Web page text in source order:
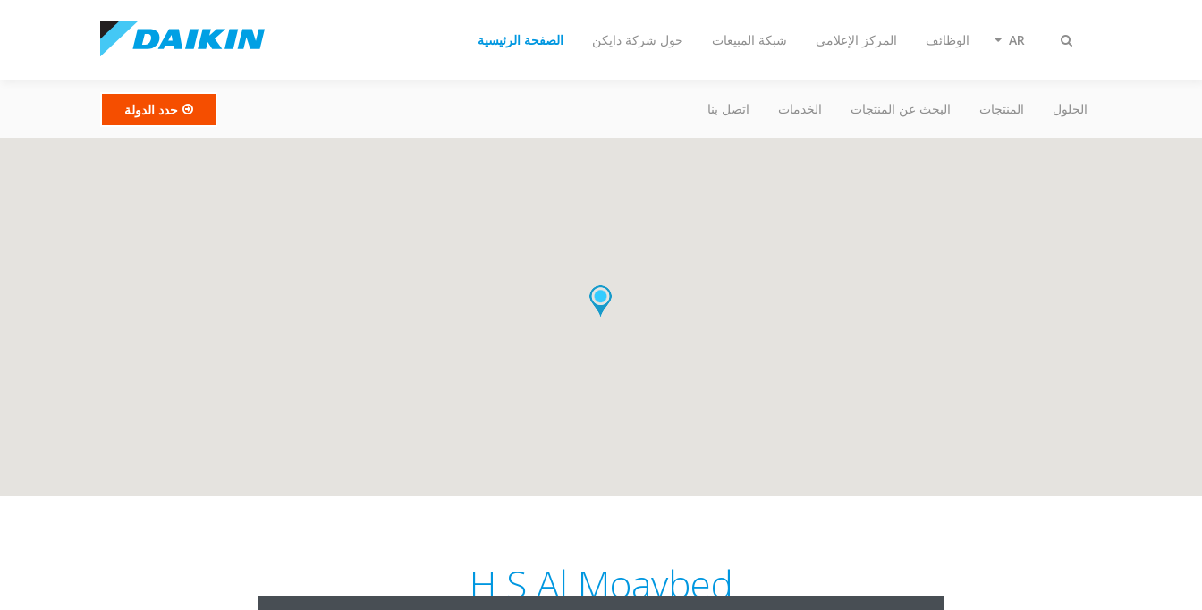
تبديل
الصفحة الرئيسية حول شركة دايكن شبكة المبيعات المركز الإعلامي الوظائف AR
الحلول المنتجات البحث عن المنتجات الخدمات اتصل بنا حدد الدولة
H S Al Moaybed